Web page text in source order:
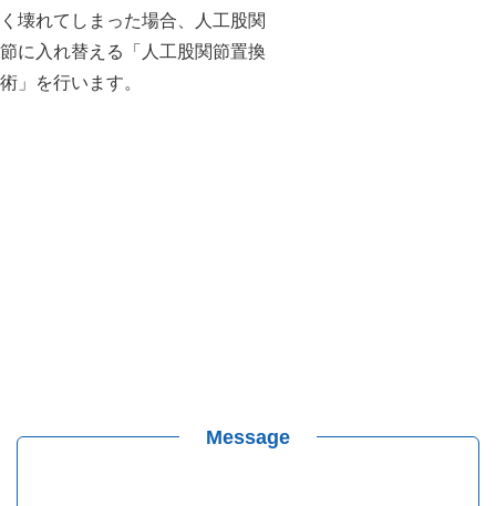
く壊れてしまった場合、人工股関
節に入れ替える「人工股関節置換
術」を行います。
Message